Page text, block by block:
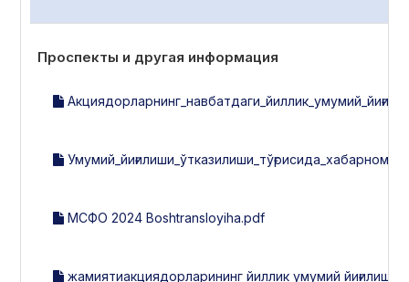
Проспекты и другая информация
МСФО 2024 Boshtransloyiha.pdf
жамиятиакциядорларининг йиллик умумий йиғилиши